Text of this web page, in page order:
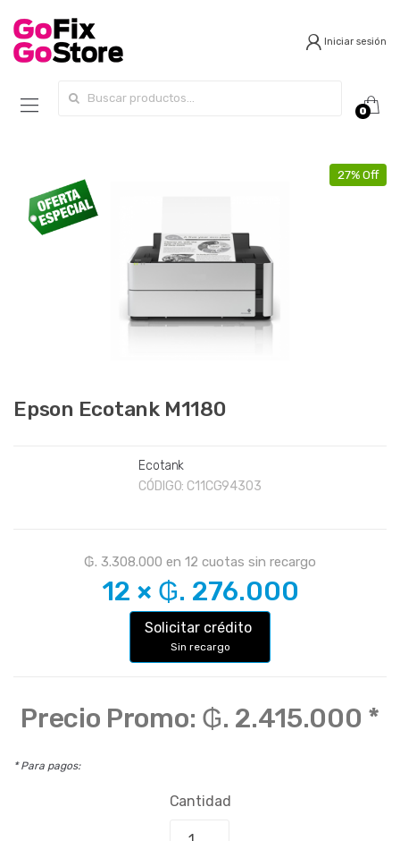
Iniciar sesión
0
27% Off
Epson Ecotank M1180
Ecotank
CÓDIGO: C11CG94303
₲. 3.308.000 en 12 cuotas sin recargo
12 × ₲. 276.000
Solicitar crédito
Sin recargo
Precio Promo: ₲. 2.415.000 *
* Para pagos:
Cantidad